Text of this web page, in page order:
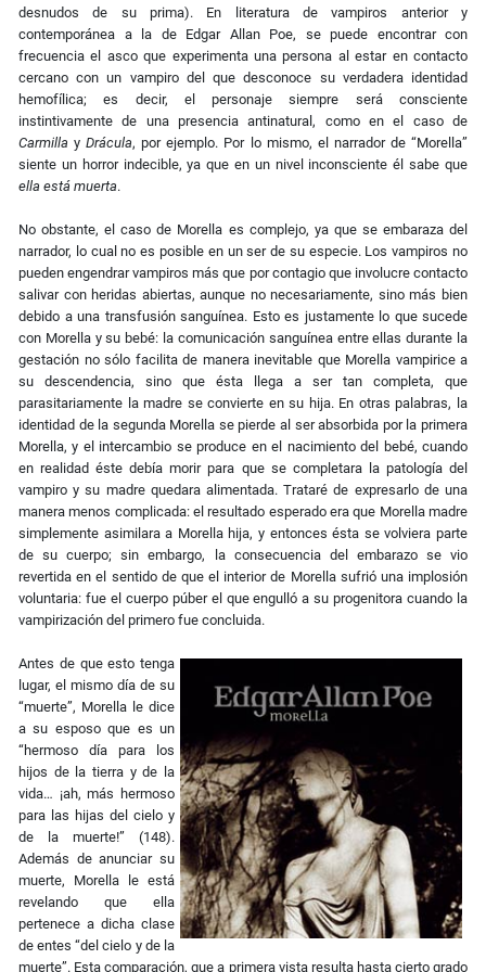
desnudos de su prima). En literatura de vampiros anterior y
contemporánea a la de Edgar Allan Poe, se puede encontrar con
frecuencia el asco que experimenta una persona al estar en contacto
cercano con un vampiro del que desconoce su verdadera identidad
hemofílica; es decir, el personaje siempre será consciente
instintivamente de una presencia antinatural, como en el caso de
Carmilla yDrácula, por ejemplo. Por lo mismo, el narrador de “Morella”
siente un horror indecible, ya que en un nivel inconsciente él sabe que
ella está muerta.
No obstante, el caso de Morella es complejo, ya que se embaraza del
narrador, lo cual no es posible en un ser de su especie. Los vampiros no
pueden engendrar vampiros más que por contagio que involucre contacto
salivar con heridas abiertas, aunque no necesariamente, sino más bien
debido a una transfusión sanguínea. Esto es justamente lo que sucede
con Morella y su bebé: la comunicación sanguínea entre ellas durante la
gestación no sólo facilita de manera inevitable que Morella vampirice a
su descendencia, sino que ésta llega a ser tan completa, que
parasitariamente la madre se convierte en su hija. En otras palabras, la
identidad de la segunda Morella se pierde al ser absorbida por la primera
Morella, y el intercambio se produce en el nacimiento del bebé, cuando
en realidad éste debía morir para que se completara la patología del
vampiro y su madre quedara alimentada. Trataré de expresarlo de una
manera menos complicada: el resultado esperado era que Morella madre
simplemente asimilara a Morella hija, y entonces ésta se volviera parte
de su cuerpo; sin embargo, la consecuencia del embarazo se vio
revertida en el sentido de que el interior de Morella sufrió una implosión
voluntaria: fue el cuerpo púber el que engulló a su progenitora cuando la
vampirización del primero fue concluida.
Antes de que esto tenga
lugar, el mismo día de su
“muerte”, Morella le dice
a su esposo que es un
“hermoso día para los
hijos de la tierra y de la
vida… ¡ah, más hermoso
para las hijas del cielo y
de la muerte!” (148).
Además de anunciar su
muerte, Morella le está
revelando que ella
pertenece a dicha clase
de entes “del cielo y de la
muerte”. Esta comparación, que a primera vista resulta hasta cierto grado